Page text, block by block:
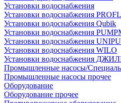
Установки водоснабжения
Установки водоснабжения
Установки водоснабжения Qubik
Установки водоснабжения
Установки водоснабжения
Установки водоснабжения WILO
Установки водоснабжения
Промышленные насосы/
Промышленные насосы прочее
Оборудование
Оборудование прочее